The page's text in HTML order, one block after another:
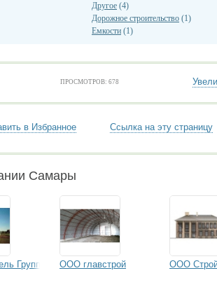
Другое (4)
Дорожное строительство (1)
Емкости (1)
ПРОСМОТРОВ: 678
в Избранное Ссылка на эту страницу
Самары
Групп ООО главстрой ООО